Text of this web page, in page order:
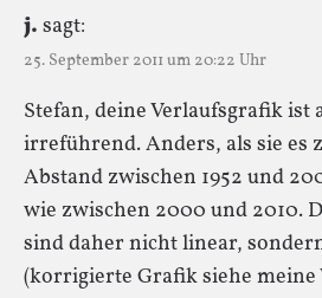
j. sagt:
25. September 2011 um 20:22 Uhr
Stefan, deine Verlaufsgrafik ist
irreführend. Anders, als sie es
Abstand zwischen 1952 und
wie zwischen 2000 und 2010.
sind daher nicht linear,
(korrigierte Grafik siehe meine